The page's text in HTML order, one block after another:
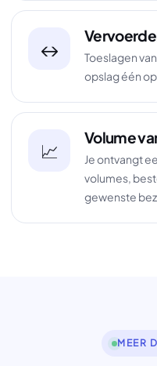
↔️
Toeslagen
opslag één
📈
Volume
Je ontvangt
volumes,
gewenste
MEER